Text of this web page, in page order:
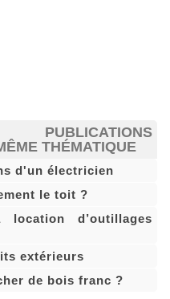
PUBLICATIONS
THÉMATIQUE
d'un électricien
le toit ?
d’outillages
extérieurs
de bois franc ?